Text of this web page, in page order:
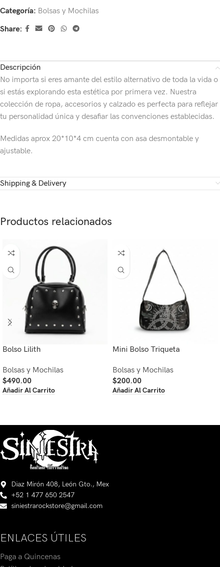
Categoría: Bolsas y Mochilas
Share:
Descripción
No importa si eres amante del estilo alternativo de toda la vida o
si estás explorando esta estética por primera vez. Nuestra
colección de ropa, accesorios y calzado es perfecta para reflejar
tu personalidad única y desafiar las convenciones establecidas.
Medidas aprox 20*10*4 cm cuenta con asa desmontable y
ajustable.
Shipping & Delivery
Productos relacionados
Bolso Lilith
Bolsas y Mochilas
$490.00
Añadir Al Carrito
Mini Bolso Triqueta
Bolsas y Mochilas
$200.00
Añadir Al Carrito
Diaz Mirón 408, León Gto., Mex
+52 1 477 650 2547
siniestrarockstore@gmail.com
ENLACES ÚTILES
Paga a Quincenas